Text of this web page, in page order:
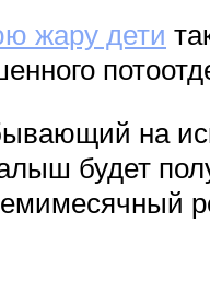
жару дети
на
будет